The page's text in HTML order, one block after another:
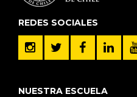
REDES SOCIALES
NUESTRA ESCUELA